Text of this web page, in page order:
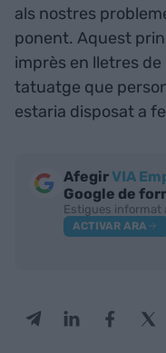
als nostres
ponent. Aquest
imprès en lletres de
tatuatge que
estaria disposat a
AfegirVIA
Google de
Estigues informat
ACTIVAR ARA